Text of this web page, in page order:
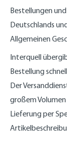
Bestellungen
Deutschlands
Allgemeinen
Interquell
Bestellung
Der
großem
Lieferung per